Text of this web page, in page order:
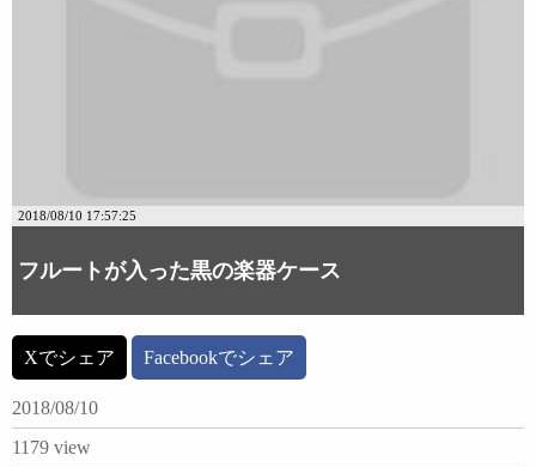
2018/08/10 17:57:25
フルートが入った黒の楽器ケース
Xでシェア Facebookでシェア
2018/08/10
1179 view